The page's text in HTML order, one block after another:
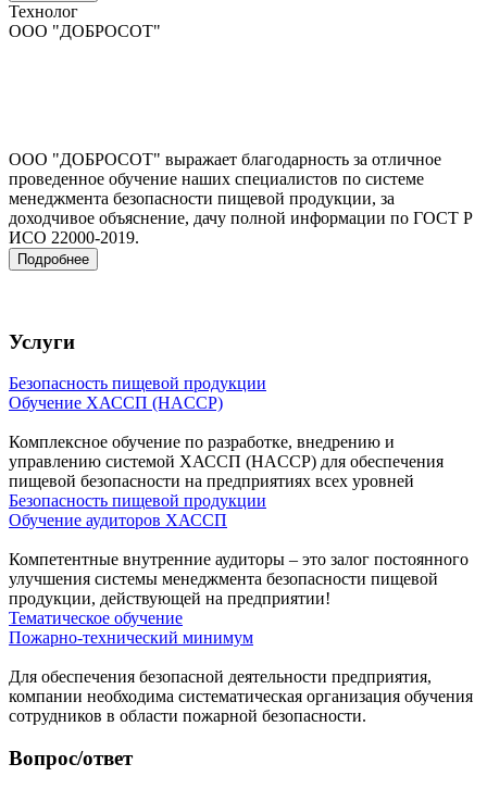
Технолог
ООО "ДОБРОСОТ"
ООО "ДОБРОСОТ" выражает благодарность за отличное
проведенное обучение наших специалистов по системе
менеджмента безопасности пищевой продукции, за
доходчивое объяснение, дачу полной информации по ГОСТ Р
ИСО 22000-2019.
Подробнее
Услуги
Безопасность пищевой продукции
Обучение ХАССП (HACCP)
Комплексное обучение по разработке, внедрению и
управлению системой ХАССП (HACCP) для обеспечения
пищевой безопасности на предприятиях всех уровней
Безопасность пищевой продукции
Обучение аудиторов ХАССП
Компетентные внутренние аудиторы – это залог постоянного
улучшения системы менеджмента безопасности пищевой
продукции, действующей на предприятии!
Тематическое обучение
Пожарно-технический минимум
Для обеспечения безопасной деятельности предприятия,
компании необходима систематическая организация обучения
сотрудников в области пожарной безопасности.
Вопрос/ответ